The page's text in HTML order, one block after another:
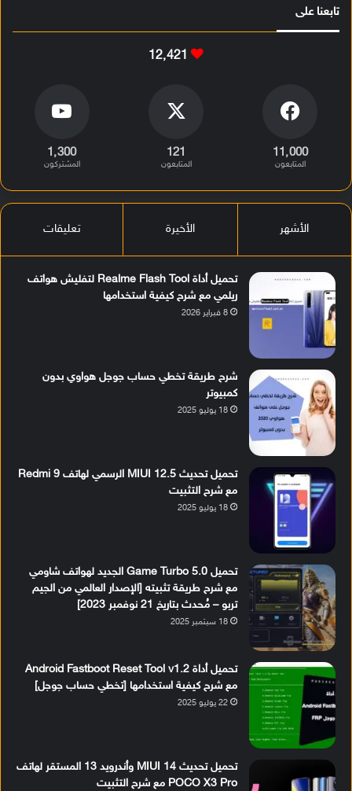
تابعنا على
12٬421
11٬000
المتابعون
121
المتابعون
1٬300
المشتركون
الأشهر الأخيرة تعليقات
تحميل أداة Realme Flash Tool لتفليش هواتف
ريلمي مع شرح كيفية استخدامها
8 فبراير 2026
شرح طريقة تخطي حساب جوجل هواوي بدون
كمبيوتر
18 يوليو 2025
تحميل تحديث MIUI 12.5 الرسمي لهاتف Redmi 9
مع شرح التثبيت
18 يوليو 2025
تحميل Game Turbo 5.0 الجديد لهواتف شاومي
مع شرح طريقة تثبيته [الإصدار العالمي من الجيم
تربو – مُحدث بتاريخ 21 نوفمبر 2023]
18 سبتمبر 2025
تحميل أداة Android Fastboot Reset Tool v1.2
مع شرح كيفية استخدامها [تخطي حساب جوجل]
22 يوليو 2025
تحميل تحديث MIUI 14 وأندرويد 13 المستقر لهاتف
POCO X3 Pro مع شرح التثبيت